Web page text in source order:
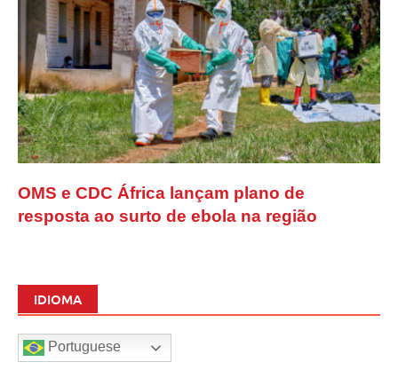
OMS e CDC África lançam plano de
resposta ao surto de ebola na região
IDIOMA
Portuguese